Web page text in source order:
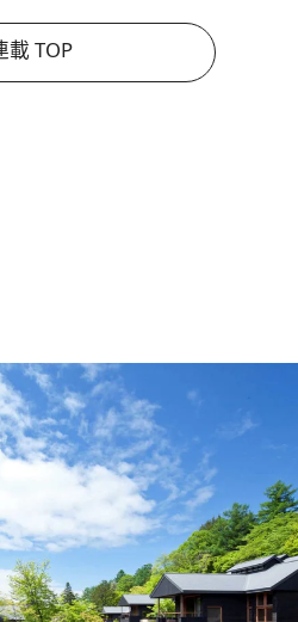
載 TOP